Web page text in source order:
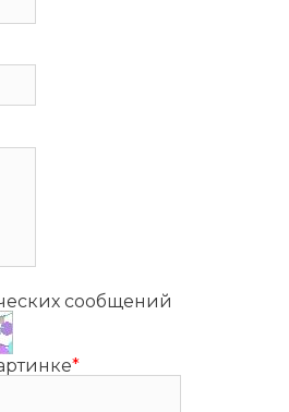
сообщений
*